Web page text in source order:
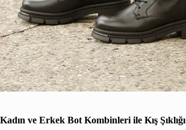
Kadın ve Erkek Bot Kombinleri ile Kış Şıklığı